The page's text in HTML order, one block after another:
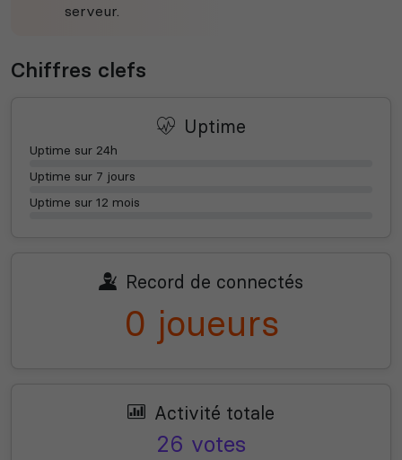
serveur.
Chiffres clefs
Uptime
Uptime sur 24h
Uptime sur 7 jours
Uptime sur 12 mois
Record de connectés
0 joueurs
Activité totale
26 votes